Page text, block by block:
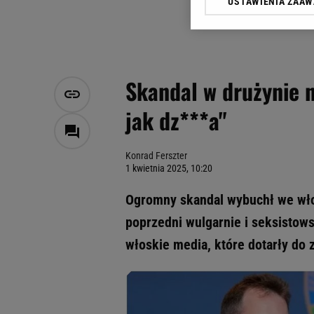
Skandal w drużynie
jak dz***a"
Konrad Ferszter
1 kwietnia 2025, 10:20
Ogromny skandal wybuchł we
poprzedni wulgarnie i
włoskie media, które dotarły
Klikając „Akceptuję”
Zaufanych Partnerów i
My, nasi Zaufani
Użycie dokładnych
Przechowywanie